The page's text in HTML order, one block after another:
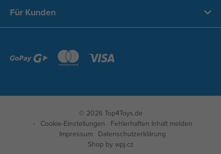
Für Kunden
© 2026 Top4Toys.de
Cookie-Einstellungen
Fehlerhaften Inhalt melden
Impressum
Datenschutzerklärung
Shop by wpj.cz